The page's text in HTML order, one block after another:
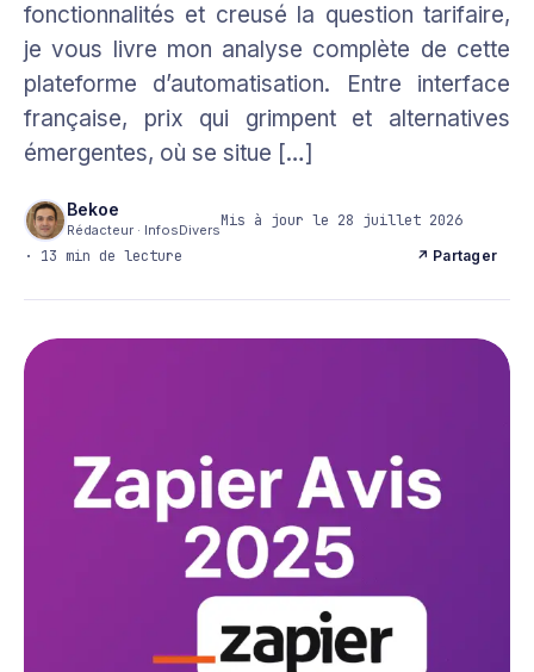
fonctionnalités et creusé la question tarifaire,
je vous livre mon analyse complète de cette
plateforme d’automatisation. Entre interface
française, prix qui grimpent et alternatives
émergentes, où se situe […]
Bekoe
Rédacteur · InfosDiversMis à jour le 28 juillet 2026
· 13 min de lecture
↗ Partager